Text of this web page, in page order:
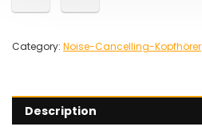
Category: Noise-Cancelling-Kopfhörer
Description